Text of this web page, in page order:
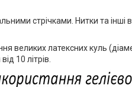
стрічками. Нитки та інші
великих латексних куль
10 літрів.